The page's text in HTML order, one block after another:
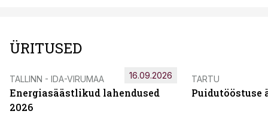
ÜRITUSED
TALLINN - IDA-VIRUMAA
Energiasäästlikud lahendused
2026
16.09.2026 TARTU
Puidutööstuse